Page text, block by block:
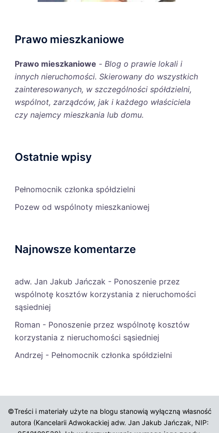
Prawo mieszkaniowe
Prawo mieszkaniowe - Blog o prawie lokali i
innych nieruchomości. Skierowany do wszystkich
zainteresowanych, w szczególności spółdzielni,
wspólnot, zarządców, jak i każdego właściciela
czy najemcy mieszkania lub domu.
Ostatnie wpisy
Pełnomocnik członka spółdzielni
Pozew od wspólnoty mieszkaniowej
Najnowsze komentarze
adw. Jan Jakub Jańczak - Ponoszenie przez
wspólnotę kosztów korzystania z nieruchomości
sąsiedniej
Roman - Ponoszenie przez wspólnotę kosztów
korzystania z nieruchomości sąsiedniej
Andrzej - Pełnomocnik członka spółdzielni
©Treści i materiały użyte na blogu stanowią wyłączną własność
autora (Kancelarii Adwokackiej adw. Jan Jakub Jańczak, NIP: